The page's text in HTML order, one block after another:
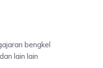
bengkel
lain lain